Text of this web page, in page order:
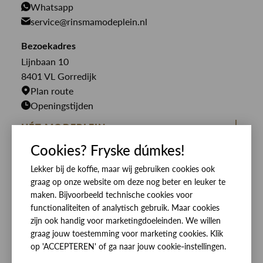
PME Legend
Butcher of Blue
Bekijk alle merken >
Jeans
Jurken
Rokken
Overhemden
T-shirts
Whatsapp
service@rinsmamodeplein.nl
Bezoekadres
Lijnbaan 10
8401 VL Gorredijk
Plan route
Openingstijden
HÉT MODEPLEIN
ZIJ VAN RINSMA
DE HEEREN VAN RINSMA
RINSMA.CONCEPTS
Eten en drinken
Openingstijden
Werken bij RINSMA
CUSTOMER CARE
Veelgestelde vragen
Retourneren & Ruilen
Betaalmethoden
Bezorgen
Contact
SOCIALS
ZIJ VAN RINSMA
DE HEEREN VAN RINSMA
Cookies? Fryske dúmkes!
Lekker bij de koffie, maar wij gebruiken cookies ook
graag op onze website om deze nog beter en leuker te
maken. Bijvoorbeeld technische cookies voor
functionaliteiten of analytisch gebruik. Maar cookies
zijn ook handig voor marketingdoeleinden. We willen
graag jouw toestemming voor marketing cookies. Klik
op 'ACCEPTEREN' of ga naar jouw cookie-instellingen.